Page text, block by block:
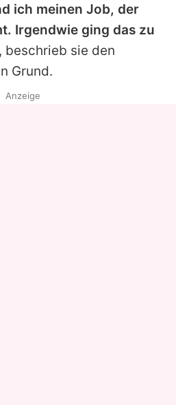
ich meinen Job, der
Irgendwie ging das zu
, beschrieb sie den
Grund.
Anzeige